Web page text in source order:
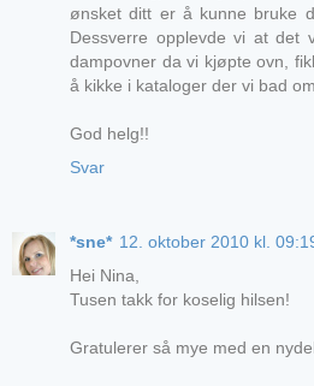
ønsket ditt er å kunne bruke
Dessverre opplevde vi at det
dampovner da vi kjøpte ovn,
å kikke i kataloger der vi bad
God helg!!
Svar
*sne* 12. oktober 2010 kl.
Hei Nina,
Tusen takk for koselig hilsen!
Gratulerer så mye med en